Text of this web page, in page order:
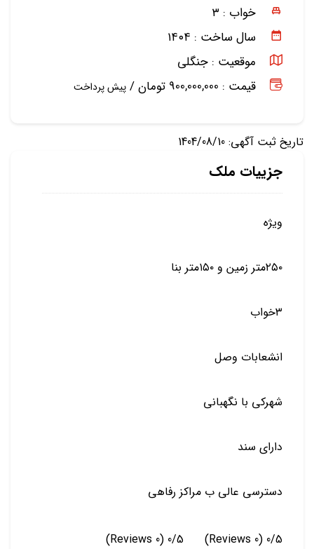
خواب : ۳
سال ساخت : ۱۴۰۴
موقعیت : جنگلی
قیمت : 900,000,000 تومان /
پیش پرداخت
تاریخ ثبت آگهی: 1404/08/10
جزییات ملک
ویژه
۲۵۰متر زمین و ۱۵۰متر بنا
۳خواب
انشعابات وصل
شهرکی با نگهبانی
دارای سند
دسترسی عالی ب مراکز رفاهی
0/5
(0 Reviews)
0/5
(0 Reviews)